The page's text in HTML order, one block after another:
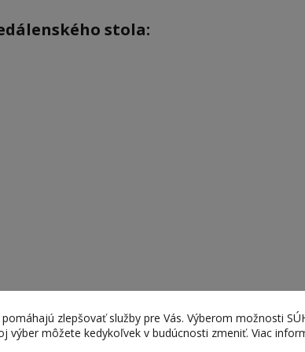
stola:
zlepšovať služby pre Vás. Výberom možnosti
výber môžete kedykoľvek v budúcnosti zmeniť. Viac